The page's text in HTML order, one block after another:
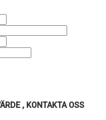
, KONTAKTA OSS